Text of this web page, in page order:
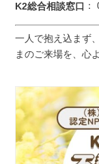
K2総合相談窓口
一人で抱え込まず
まのご来場を、心